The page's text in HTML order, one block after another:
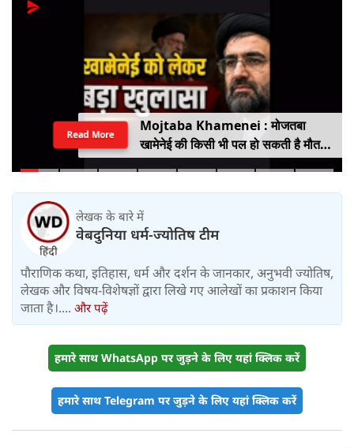
Mojtaba Khamenei : मोजतबा
खामेनेई की किसी भी पल हो सकती है मौत,
इजराइली मीडिया के दावे के बीच सामने आया
Read More
लेखक के बारे में
वेबदुनिया धर्म-ज्योतिष टीम
पौराणिक कथा, इतिहास, धर्म और दर्शन के जानकार, अनुभवी ज्योतिष,
लेखक और विषय-विशेषज्ञों द्वारा लिखे गए आलेखों का प्रकाशन किया
जाता है।.... और पढ़ें
हमारे साथ WhatsApp पर जुड़ने के लिए यहां क्लिक करें
हमारे साथ Telegram पर जुड़ने के लिए यहां क्लिक करें